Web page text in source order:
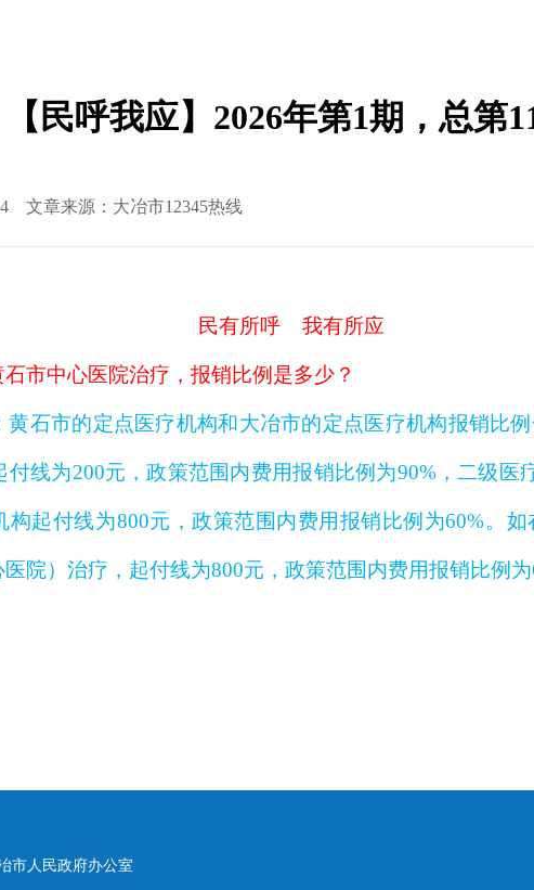
【民呼我应】2026年第1期，总第
文章来源：大冶市12345热线
民有所呼 我有所应
石市中心医院治疗，报销比例是多少？
黄石市的定点医疗机构和大冶市的定点医疗机构报销比
线为200元，政策范围内费用报销比例为90%，二级医
构起付线为800元，政策范围内费用报销比例为60%。
医院）治疗，起付线为800元，政策范围内费用报销比例
市人民政府办公室